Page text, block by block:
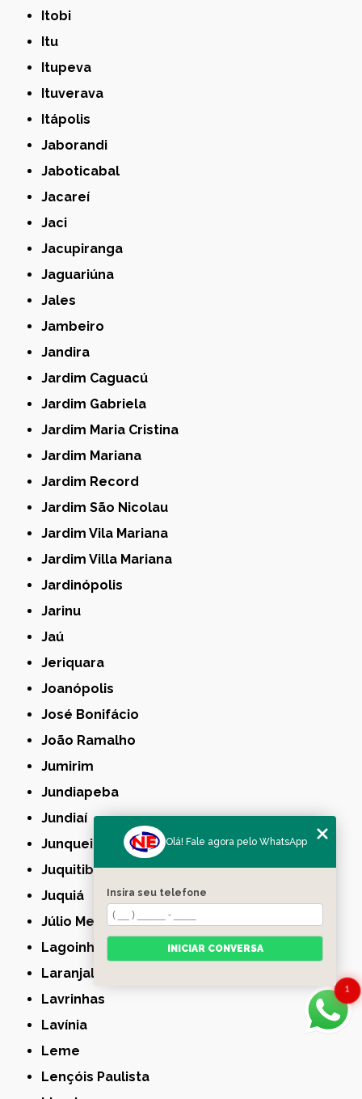
Itobi
Itu
Itupeva
Ituverava
Itápolis
Jaborandi
Jaboticabal
Jacareí
Jaci
Jacupiranga
Jaguariúna
Jales
Jambeiro
Jandira
Jardim Caguacú
Jardim Gabriela
Jardim Maria Cristina
Jardim Mariana
Jardim Record
Jardim São Nicolau
Jardim Vila Mariana
Jardim Villa Mariana
Jardinópolis
Jarinu
Jaú
Jeriquara
Joanópolis
José Bonifácio
João Ramalho
Jumirim
Jundiapeba
Jundiaí
Junqueirópolis
Juquitiba
Juquiá
Júlio Mesquita
Lagoinha
Laranjal Paulista
Lavrinhas
Lavínia
Leme
Lençóis Paulista
1
Olá! Fale agora pelo WhatsApp
Insira seu telefone
INICIAR CONVERSA